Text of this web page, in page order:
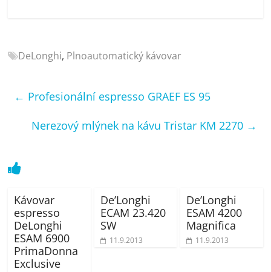
bazény
DeLonghi, Plnoautomatický kávovar
← Profesionální espresso GRAEF ES 95
Nerezový mlýnek na kávu Tristar KM 2270 →
Kávovar
espresso
DeLonghi
ESAM 6900
PrimaDonna
Exclusive
De’Longhi
ECAM 23.420
SW
11.9.2013
De’Longhi
ESAM 4200
Magnifica
11.9.2013